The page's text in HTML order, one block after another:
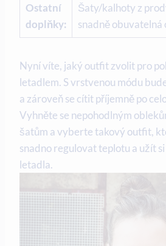
Ostatní
doplňky:
Šaty/kalhoty z
snadně obuvatelná
Nyní víte, jaký outfit zvolit pro
letadlem. S vrstvenou módu
a zároveň se cítit příjemně po
Vyhněte se nepohodlným
šatům a vyberte takový outfit,
snadno regulovat teplotu a užít
letadla.